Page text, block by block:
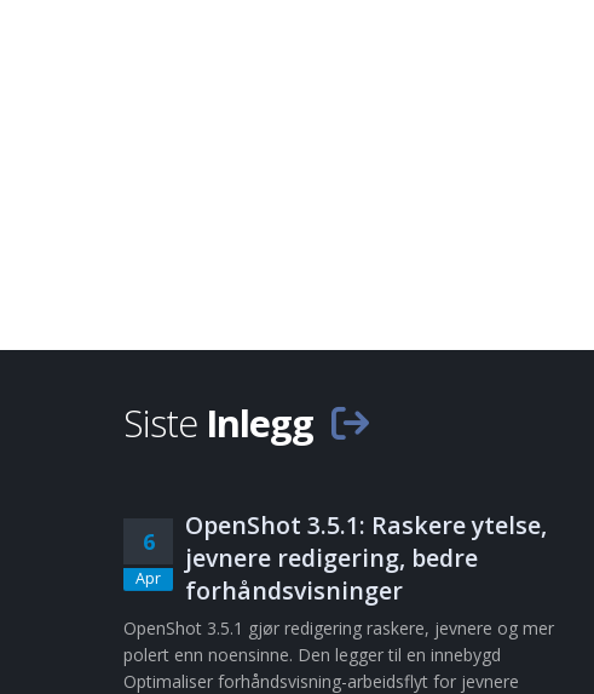
Siste Inlegg
6
Apr
OpenShot 3.5.1: Raskere ytelse,
jevnere redigering, bedre
forhåndsvisninger
OpenShot 3.5.1 gjør redigering raskere, jevnere og mer
polert enn noensinne. Den legger til en innebygd
Optimaliser forhåndsvisning-arbeidsflyt for jevnere